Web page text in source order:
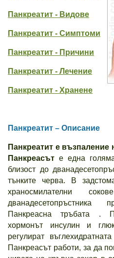
Панкреатит - Видове
Панкреатит - Симптоми
Панкреатит - Причини
Панкреатит - Лечение
Панкреатит - Хранене
Панкреатит – Описание
Панкреатит е възпаление
Панкреасъте една
близост до
тънките черва. В
храносмилателни
Панкреасна тръбата .
хормонът инсулин и
регулират
Панкреасът работи, за да